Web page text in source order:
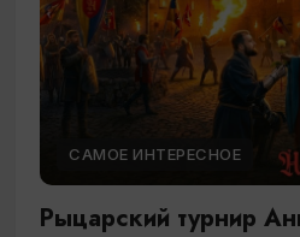
САМОЕ ИНТЕРЕСНОЕ
Рыцарский турнир